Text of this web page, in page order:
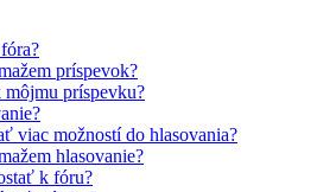
príspevok?
príspevku?
viac možností do hlasovania?
hlasovanie?
k fóru?